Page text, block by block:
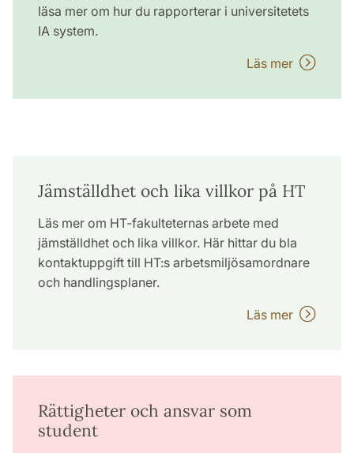
läsa mer om hur du rapporterar i universitetets
IA system.
Läs mer
Jämställdhet och lika villkor på HT
Läs mer om HT-fakulteternas arbete med
jämställdhet och lika villkor. Här hittar du bla
kontaktuppgift till HT:s arbetsmiljösamordnare
och handlingsplaner.
Läs mer
Rättigheter och ansvar som
student